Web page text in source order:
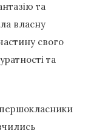
та
власну
свого
та
першокласники